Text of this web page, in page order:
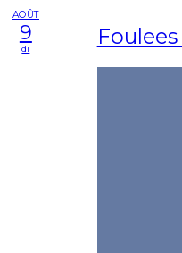
AOÛT
9
di